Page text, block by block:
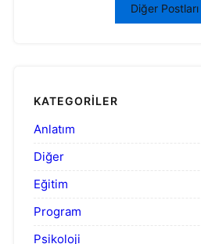
Diğer
KATEGORILER
Anlatım
Diğer
Eğitim
Program
Psikoloji